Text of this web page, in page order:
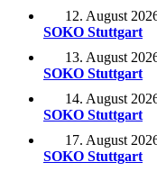
12. August
SOKO Stuttgart
13. August
SOKO Stuttgart
14. August
SOKO Stuttgart
17. August
SOKO Stuttgart